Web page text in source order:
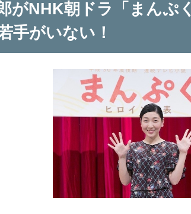
がNHK朝ドラ「まんぷ
手がいない！